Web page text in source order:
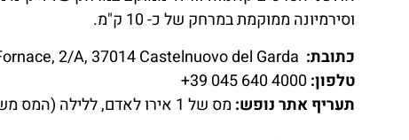
וסירמיונה ממוקמת במרחק של כ- 10 ק"מ.
כתובת:
טלפון:4000 640 045 39+
תעריף אתר נופש: מס של 1 אירו לאדם, ללילה (המס משתנה מתעדכן מעת לעת, לא תקף לילדים מתחת לגיל 13)